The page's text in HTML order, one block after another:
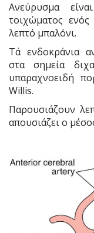
Ανεύρυσμα
τοιχώματος
λεπτό μπαλόνι.
Tά ενδοκράνια
στα σημεία
υπαραχνοειδή
Willis.
Παρουσιάζουν
απουσιάζει ο